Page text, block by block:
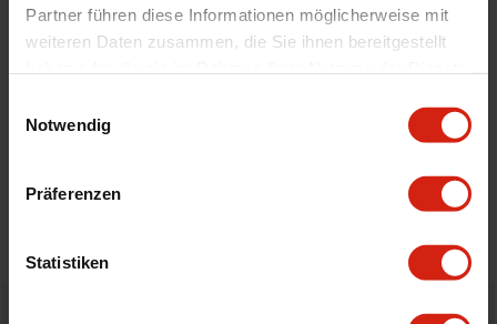
Partner führen diese Informationen möglicherweise mit
weiteren Daten zusammen, die Sie ihnen bereitgestellt
Notwendig
Präferenzen
Statistiken
Geeignet Für
Details